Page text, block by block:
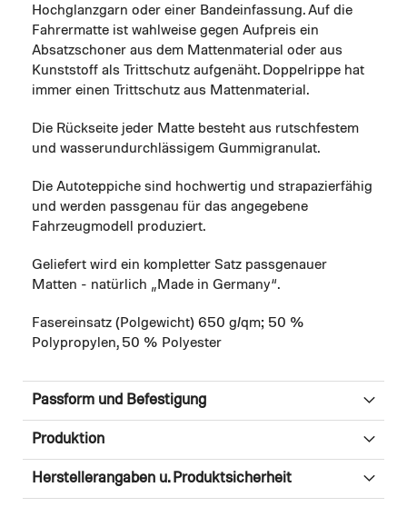
Hochglanzgarn oder einer Bandeinfassung. Auf die
Fahrermatte ist wahlweise gegen Aufpreis ein
Absatzschoner aus dem Mattenmaterial oder aus
Kunststoff als Trittschutz aufgenäht. Doppelrippe hat
immer einen Trittschutz aus Mattenmaterial.
Die Rückseite jeder Matte besteht aus rutschfestem
und wasserundurchlässigem Gummigranulat.
Die Autoteppiche sind hochwertig und strapazierfähig
und werden passgenau für das angegebene
Fahrzeugmodell produziert.
Geliefert wird ein kompletter Satz passgenauer
Matten - natürlich „Made in Germany“.
Fasereinsatz (Polgewicht) 650 g/qm; 50 %
Polypropylen, 50 % Polyester
Passform und Befestigung
Produktion
Herstellerangaben u. Produktsicherheit